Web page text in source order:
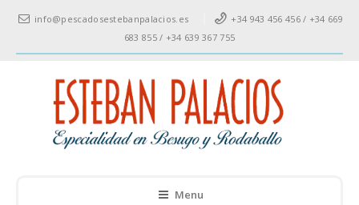
info@pescadosestebanpalacios.es
+34 943 456 456 / +34 669
683 855 / +34 639 367 755
Menu